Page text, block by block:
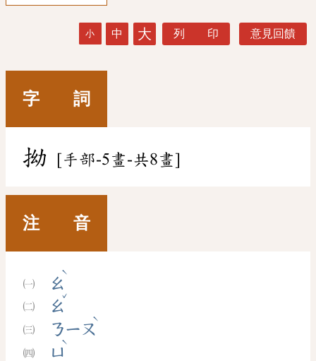
小 中 大 列 印 意見回饋
字 詞
拗 [手部-5畫-共8畫]
注 音
ㄠ
ˋ
ㄠ
ˇ
ㄋㄧㄡ
ˋ
ㄩ
ˋ